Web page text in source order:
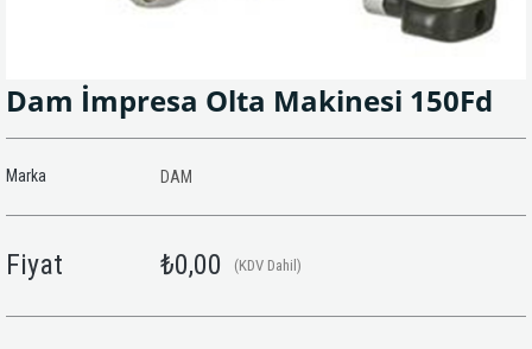
Dam İmpresa Olta Makinesi 150Fd
Marka DAM
Fiyat ₺0,00 (KDV Dahil)